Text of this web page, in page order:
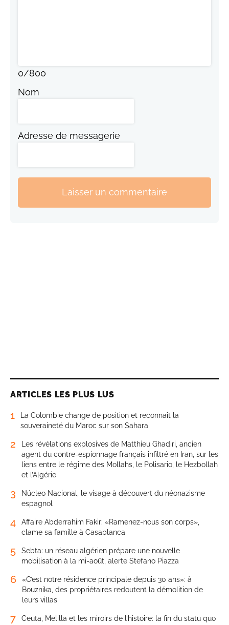
0/800
Nom
Adresse de messagerie
Laisser un commentaire
ARTICLES LES PLUS LUS
1
La Colombie change de position et reconnaît la
souveraineté du Maroc sur son Sahara
2
Les révélations explosives de Matthieu Ghadiri, ancien
agent du contre-espionnage français infiltré en Iran, sur les
liens entre le régime des Mollahs, le Polisario, le Hezbollah
et l’Algérie
3
Núcleo Nacional, le visage à découvert du néonazisme
espagnol
4
Affaire Abderrahim Fakir: «Ramenez-nous son corps»,
clame sa famille à Casablanca
5
Sebta: un réseau algérien prépare une nouvelle
mobilisation à la mi-août, alerte Stefano Piazza
6
«C’est notre résidence principale depuis 30 ans»: à
Bouznika, des propriétaires redoutent la démolition de
leurs villas
7 Ceuta, Melilla et les miroirs de l’histoire: la fin du statu quo